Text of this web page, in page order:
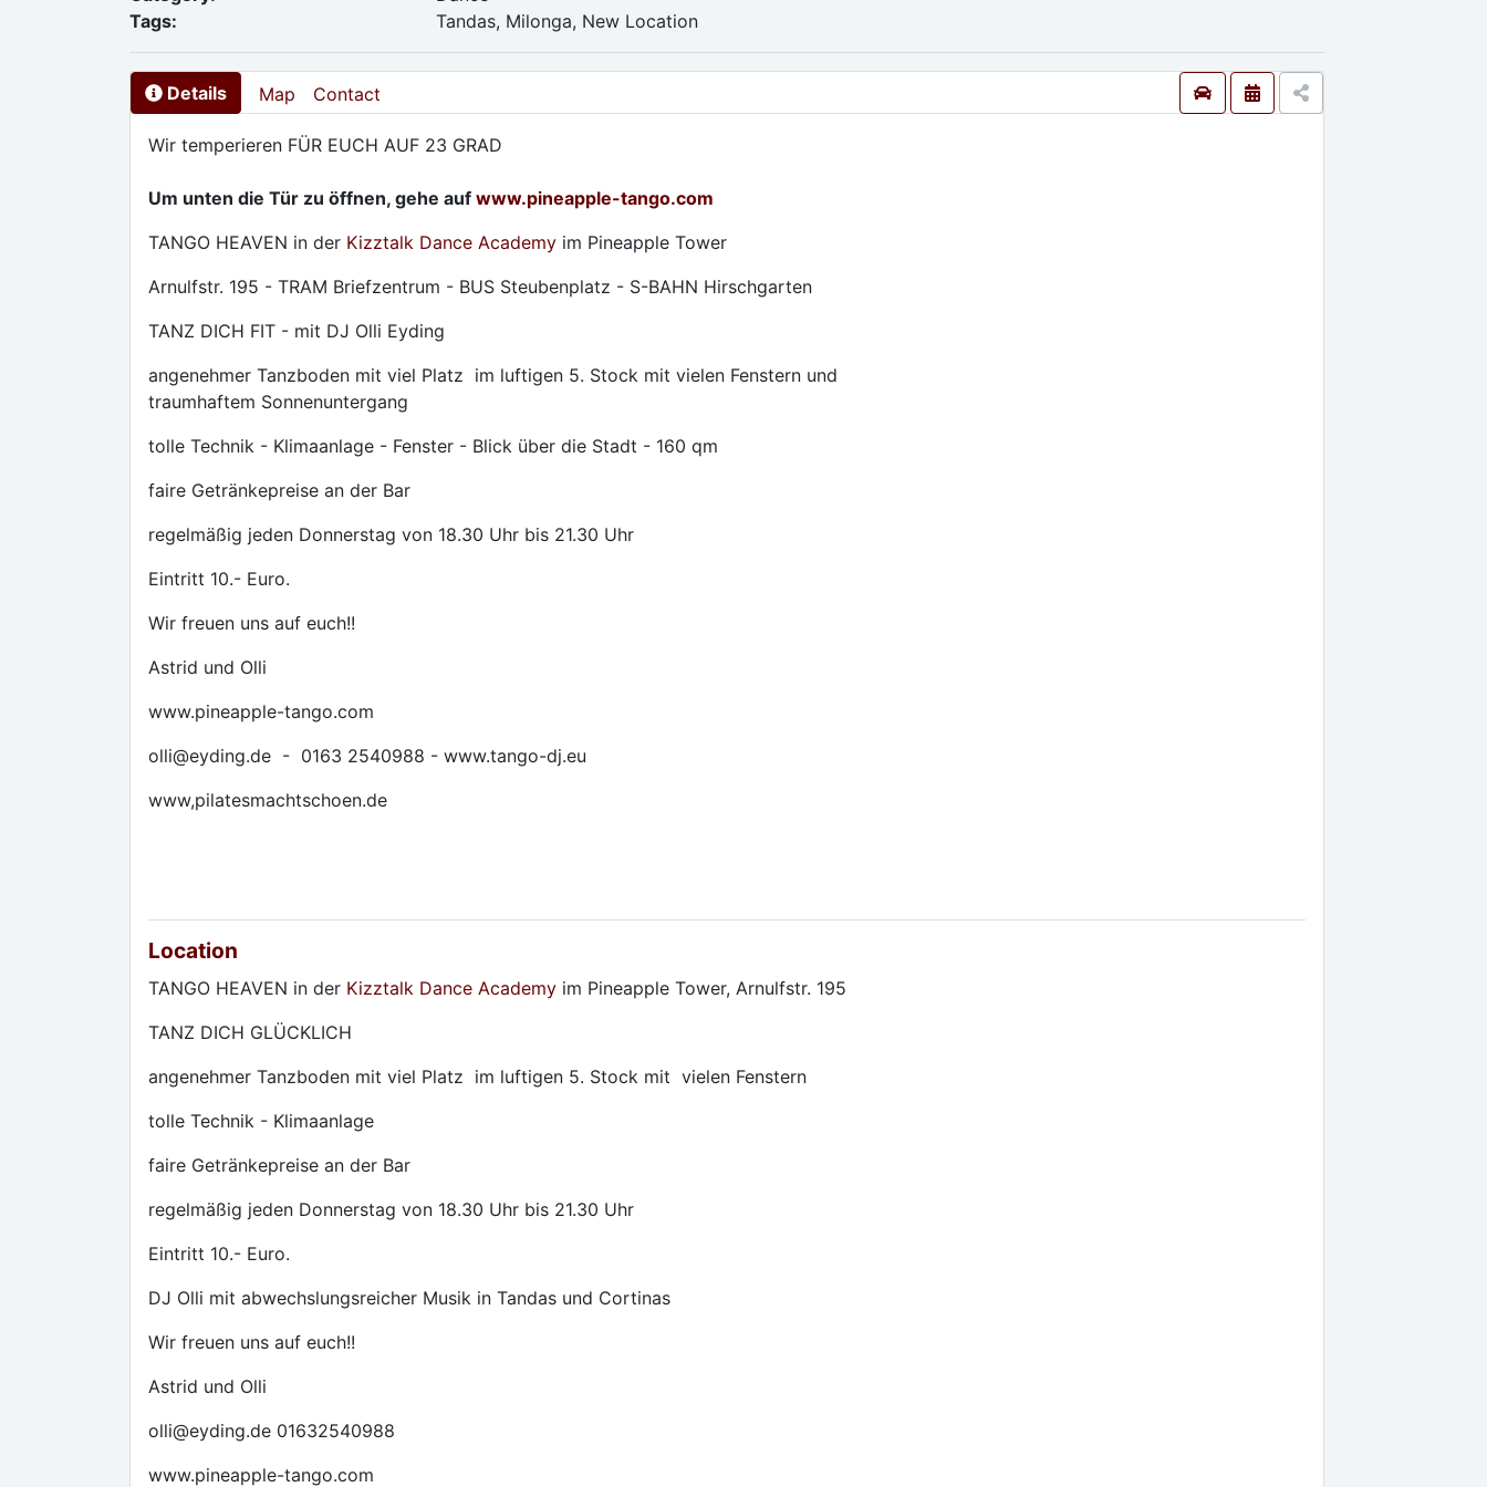
Tags:
Tandas, Milonga, New Location
Details Map Contact
Wir temperieren FÜR EUCH AUF 23 GRAD
Um unten die Tür zu öffnen, gehe auf www.pineapple-tango.com
TANGO HEAVEN in der Kizztalk Dance Academy im Pineapple Tower
Arnulfstr. 195 - TRAM Briefzentrum - BUS Steubenplatz - S-BAHN Hirschgarten
TANZ DICH FIT - mit DJ Olli Eyding
angenehmer Tanzboden mit viel Platz im luftigen 5. Stock mit vielen Fenstern und
traumhaftem Sonnenuntergang
tolle Technik - Klimaanlage - Fenster - Blick über die Stadt - 160 qm
faire Getränkepreise an der Bar
regelmäßig jeden Donnerstag von 18.30 Uhr bis 21.30 Uhr
Eintritt 10.- Euro.
Wir freuen uns auf euch!!
Astrid und Olli
www.pineapple-tango.com
olli@eyding.de - 0163 2540988 - www.tango-dj.eu
www,pilatesmachtschoen.de
Location
TANGO HEAVEN in der Kizztalk Dance Academy im Pineapple Tower, Arnulfstr. 195
TANZ DICH GLÜCKLICH
angenehmer Tanzboden mit viel Platz im luftigen 5. Stock mit vielen Fenstern
tolle Technik - Klimaanlage
faire Getränkepreise an der Bar
regelmäßig jeden Donnerstag von 18.30 Uhr bis 21.30 Uhr
Eintritt 10.- Euro.
DJ Olli mit abwechslungsreicher Musik in Tandas und Cortinas
Wir freuen uns auf euch!!
Astrid und Olli
olli@eyding.de 01632540988
www.pineapple-tango.com